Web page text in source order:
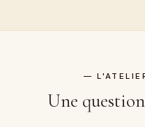
—
Une